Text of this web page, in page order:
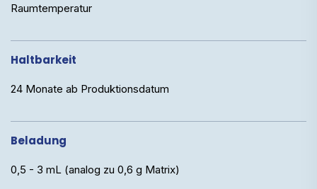
Raumtemperatur
Haltbarkeit
24 Monate ab Produktionsdatum
Beladung
0,5 - 3 mL (analog zu 0,6 g Matrix)